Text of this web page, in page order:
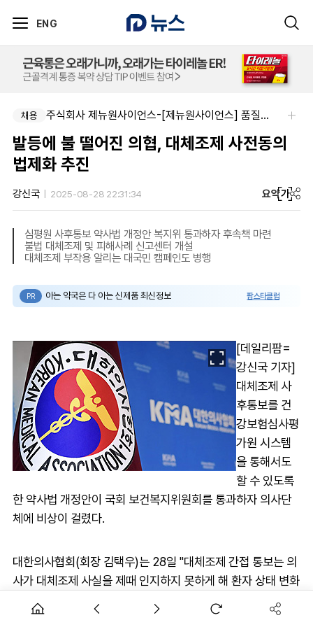
ENG
채용 주식회사 제뉴원사이언스-[제뉴원사이언스] 품질관리약사 모집(경력무관)
발등에 불 떨어진 의협, 대체조제 사전동의
법제화 추진
강신국 2025-08-28 22:31:34 요약가
심평원 사후통보 약사법 개정안 복지위 통과하자 후속책 마련
불법 대체조제 및 피해사례 신고센터 개설
대체조제 부작용 알리는 대국민 캠페인도 병행
PR 아는 약국은 다 아는 신제품 최신정보 팜스타클럽
[데일리팜=
강신국 기자]
대체조제 사
후통보를 건
강보험심사평
가원 시스템
을 통해서도
할 수 있도록
한 약사법 개정안이 국회 보건복지위원회를 통과하자 의사단
체에 비상이 걸렸다.
대한의사협회(회장 김택우)는 28일 "대체조제 간접 통보는 의
사가 대체조제 사실을 제때 인지하지 못하게 해 환자 상태 변화
에 대한 신속한 대응을 어렵게 만든다"며 "대체조제는 의사의
처방권을 침해하고 의약분업의 기본 원칙을 훼손하는 행위"라